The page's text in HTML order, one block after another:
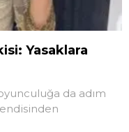
Yasaklara
da adım